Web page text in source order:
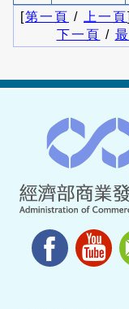
[第一頁 / 上一頁
下一頁 /